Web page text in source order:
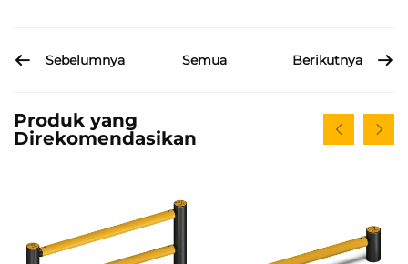
Sebelumnya Semua Berikutnya
Produk yang
Direkomendasikan